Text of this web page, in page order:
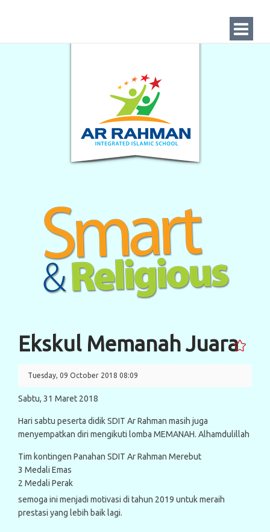
Ekskul Memanah Juara
Tuesday, 09 October 2018 08:09
Sabtu, 31 Maret 2018
Hari sabtu peserta didik SDIT Ar Rahman masih juga
menyempatkan diri mengikuti lomba MEMANAH. Alhamdulillah
Tim kontingen Panahan SDIT Ar Rahman Merebut
3 Medali Emas
2 Medali Perak
semoga ini menjadi motivasi di tahun 2019 untuk meraih
prestasi yang lebih baik lagi.